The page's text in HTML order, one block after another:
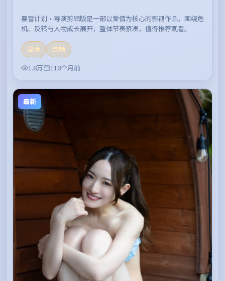
暴雪计划·导演剪辑版是一部以爱情为核心的影视作品，围绕危
机、反转与人物成长展开，整体节奏紧凑，值得推荐观看。
高清
流畅
1.8万
118个月前
最新